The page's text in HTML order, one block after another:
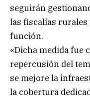
seguirán
las fiscalías
función.
«Dicha medida fue
repercusión del
se mejore la
la cobertura